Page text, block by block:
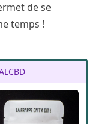
de se
temps !